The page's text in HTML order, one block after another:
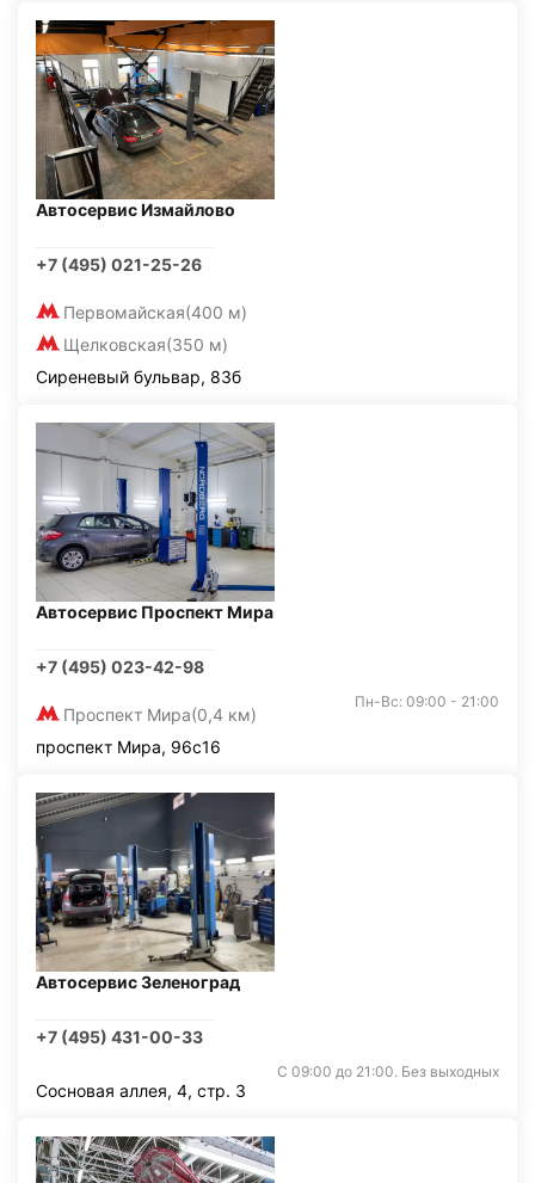
Автосервис Измайлово
+7 (495) 021-25-26
Первомайская(400 м)
Щелковская(350 м)
Сиреневый бульвар, 83б
Автосервис Проспект Мира
+7 (495) 023-42-98
Проспект Мира(0,4 км)
Пн-Вс: 09:00 - 21:00
проспект Мира, 96с16
Автосервис Зеленоград
+7 (495) 431-00-33
С 09:00 до 21:00. Без выходных
Сосновая аллея, 4, стр. 3